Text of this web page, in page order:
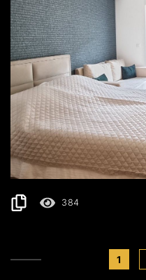
BUDVA
400€
30 m2
384
1